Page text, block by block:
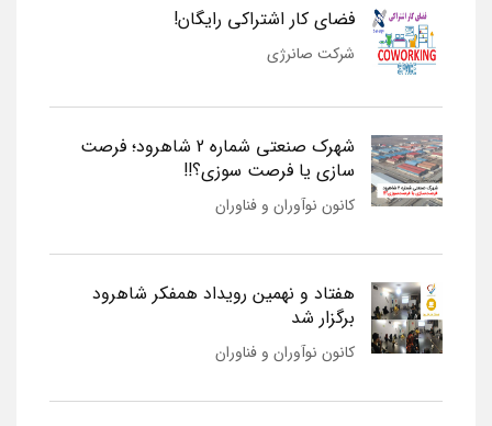
فضای کار اشتراکی رایگان!
شرکت صانرژی
شهرک صنعتی شماره 2 شاهرود؛ فرصت
سازی یا فرصت سوزی؟!!
کانون نوآوران و فناوران
هفتاد و نهمین رویداد همفکر شاهرود
برگزار شد
کانون نوآوران و فناوران